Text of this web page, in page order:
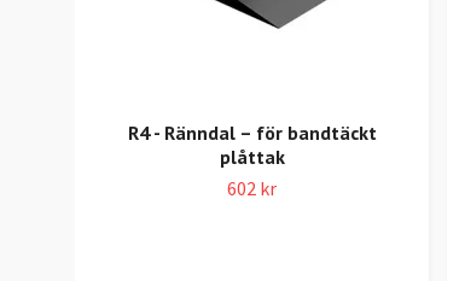
R4 - Ränndal – för bandtäckt
plåttak
602 kr